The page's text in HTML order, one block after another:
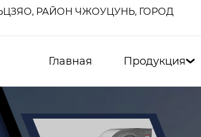
РАЙОН ЧЖОУЦУНЬ, ГОРОД
Главная Продукция